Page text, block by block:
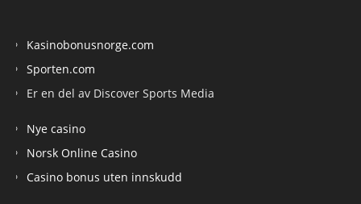
Kasinobonusnorge.com
Sporten.com
Er en del av Discover Sports Media
Nye casino
Norsk Online Casino
Casino bonus uten innskudd